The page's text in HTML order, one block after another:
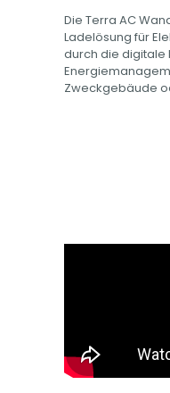
Die Terra AC
Ladelösung für
durch die digitale
Zweckgebäude